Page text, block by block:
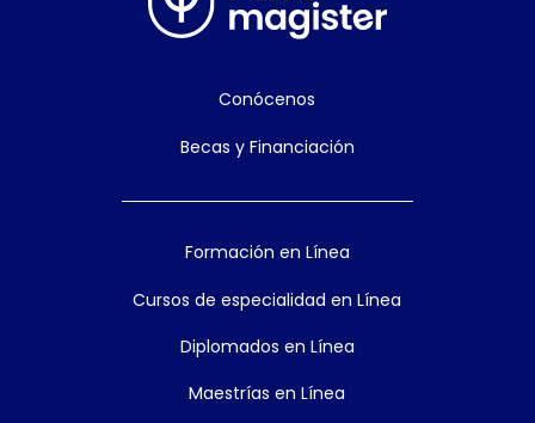
Conócenos
Becas y Financiación
Formación en Línea
Cursos de especialidad en Línea
Diplomados en Línea
Maestrías en Línea